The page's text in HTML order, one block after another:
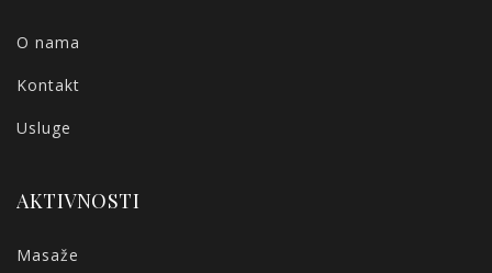
O nama
Kontakt
Usluge
AKTIVNOSTI
Masaže